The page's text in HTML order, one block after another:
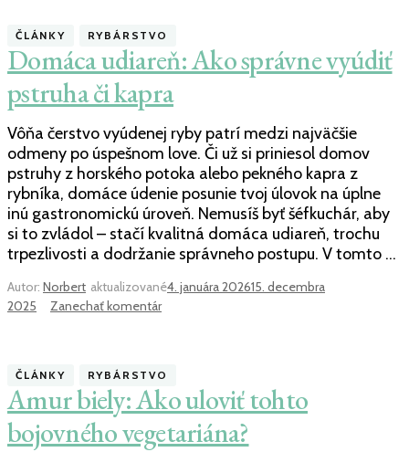
šťuka:
Kompletný
lovom
prívlač
–
techniky,
výbava
a
rozdiely
ČLÁNKY RYBÁRSTVO
Domáca udiareň: Ako správne vyúdiť
pstruha či kapra
Vôňa čerstvo vyúdenej ryby patrí medzi najväčšie
odmeny po úspešnom love. Či už si priniesol domov
pstruhy z horského potoka alebo pekného kapra z
rybníka, domáce údenie posunie tvoj úlovok na úplne
inú gastronomickú úroveň. Nemusíš byť šéfkuchár, aby
si to zvládol – stačí kvalitná domáca udiareň, trochu
trpezlivosti a dodržanie správneho postupu. V tomto …
Autor: Norbert aktualizované4. januára 202615. decembra
2025
Zanechať komentárk
Ako
správne
pstruha
ČLÁNKY RYBÁRSTVO
Amur biely: Ako uloviť tohto
bojovného vegetariána?